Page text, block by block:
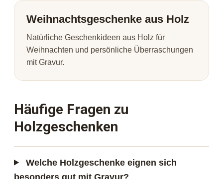
Weihnachtsgeschenke aus Holz
Natürliche Geschenkideen aus Holz für
Weihnachten und persönliche Überraschungen
mit Gravur.
Häufige Fragen zu
Holzgeschenken
Welche Holzgeschenke eignen sich
besonders gut mit Gravur?